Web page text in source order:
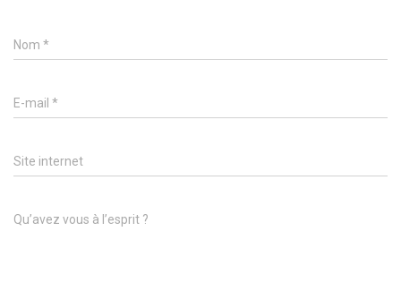
Nom *
E-mail *
Site internet
Qu’avez vous à l’esprit ?